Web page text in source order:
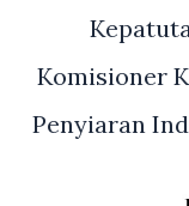
Pemda
Siak
Komisioner
Penyiaran